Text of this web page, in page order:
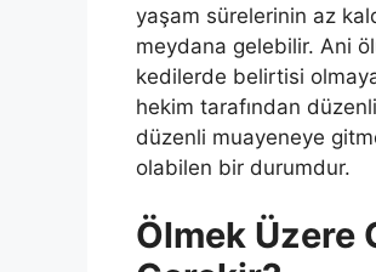
yaşam sürelerinin az
meydana gelebilir. Ani
kedilerde belirtisi
hekim tarafından
düzenli muayeneye
olabilen bir durumdur.
Ölmek Üzere